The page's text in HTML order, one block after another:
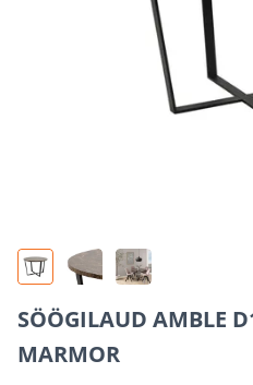
SÖÖGILAUD AMBLE
MARMOR